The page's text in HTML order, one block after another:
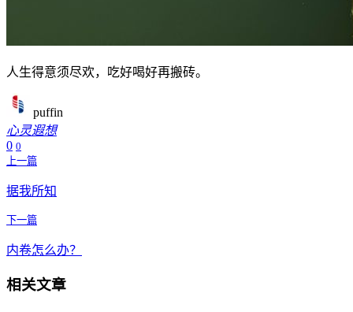
人生得意须尽欢，吃好喝好再搬砖。 ​​​
puffin
心灵遐想
0 0
上一篇
据我所知
下一篇
内卷怎么办？
相关文章